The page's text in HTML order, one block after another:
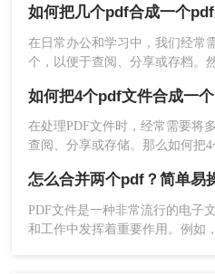
4、合并成功，点击立即下
自带的功能来合并PDF文件。
对简单，但对于简单的合并需
Windows系统 ：
1、打开“文件资源管理器”，
的文件夹。
的好方法，下面一起看看怎么把
在日常办公和学习中，我们经常
个，以便于查阅、分享或存档。
是，还有一些免费的方法可以帮
那么如何把几个pdf合成一个pdf
的免费方法，供您参考。
在处理PDF文件时，经常需要将
查阅、分享或存储。那么如何把
怎么合并两个pdf？简单易
PDF文件是一种非常流行的电子
和工作中发挥着重要作用。例如